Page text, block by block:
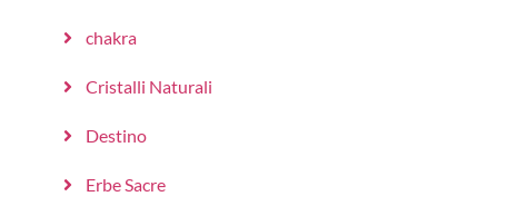
chakra
Cristalli Naturali
Destino
Erbe Sacre